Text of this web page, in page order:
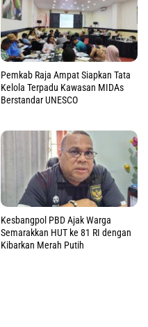
Pemkab Raja Ampat Siapkan Tata
Kelola Terpadu Kawasan MIDAs
Berstandar UNESCO
Kesbangpol PBD Ajak Warga
Semarakkan HUT ke 81 RI dengan
Kibarkan Merah Putih